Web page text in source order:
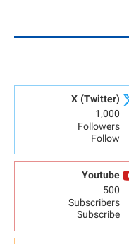
X (Twitter)
1,000
Followers
Follow
Youtube
500
Subscribers
Subscribe